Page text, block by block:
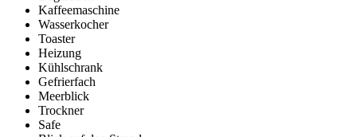
Kaffeemaschine
Wasserkocher
Toaster
Heizung
Kühlschrank
Gefrierfach
Meerblick
Trockner
Safe